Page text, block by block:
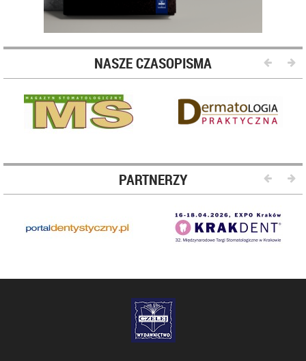
NASZE CZASOPISMA
PARTNERZY